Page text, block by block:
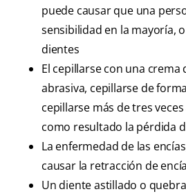
puede causar que una
sensibilidad en la mayoría,
dientes
El cepillarse con una crema
abrasiva, cepillarse de
cepillarse más de tres
como resultado la pérdida
La enfermedad de las
causar la retracción de
Un diente astillado o